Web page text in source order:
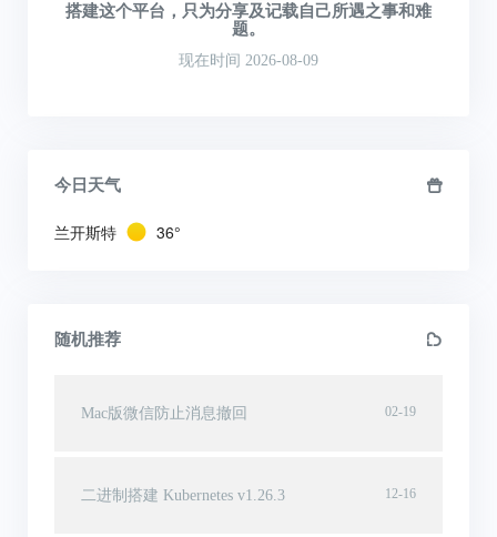
搭建这个平台，只为分享及记载自己所遇之事和难
题。
现在时间 2026-08-09
今日天气
兰开斯特 36°
随机推荐
02-19
Mac版微信防止消息撤回
12-16
二进制搭建 Kubernetes v1.26.3